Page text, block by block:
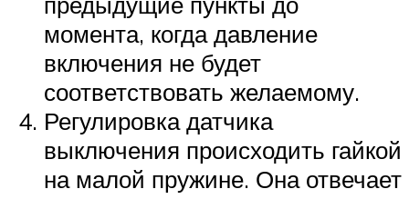
момента, когда давление
включения не будет
соответствовать желаемому.
Регулировка датчика
выключения происходить гайкой
на малой пружине. Она отвечает